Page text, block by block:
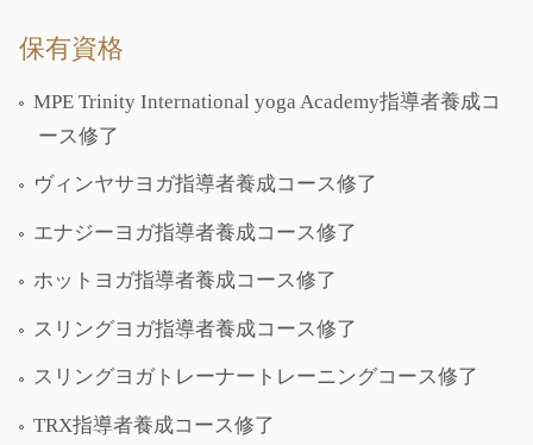
保有資格
MPE Trinity International yoga Academy指導者養成コ
ース修了
ヴィンヤサヨガ指導者養成コース修了
エナジーヨガ指導者養成コース修了
ホットヨガ指導者養成コース修了
スリングヨガ指導者養成コース修了
スリングヨガトレーナートレーニングコース修了
TRX指導者養成コース修了